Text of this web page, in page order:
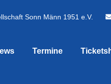
Sonn Männ 1951 e.V.
Termine